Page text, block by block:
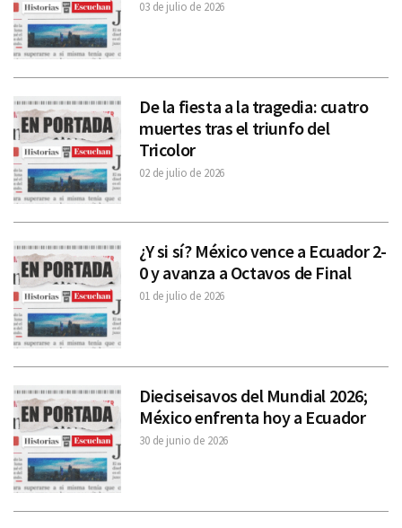
03 de julio de 2026
De la fiesta a la tragedia: cuatro
muertes tras el triunfo del
Tricolor
02 de julio de 2026
¿Y si sí? México vence a Ecuador 2-
0 y avanza a Octavos de Final
01 de julio de 2026
Dieciseisavos del Mundial 2026;
México enfrenta hoy a Ecuador
30 de junio de 2026